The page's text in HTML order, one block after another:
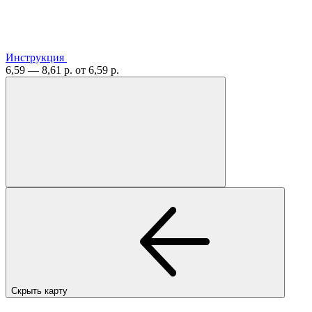
Инструкция
6,59 — 8,61 р. от 6,59 р.
Скрыть карту